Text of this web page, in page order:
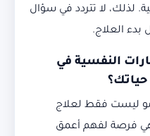
لذلك، لا تتردد في سؤال
بدء العلاج.
النفسية في
ليست فقط لعلاج
هي فرصة لفهم أعمق